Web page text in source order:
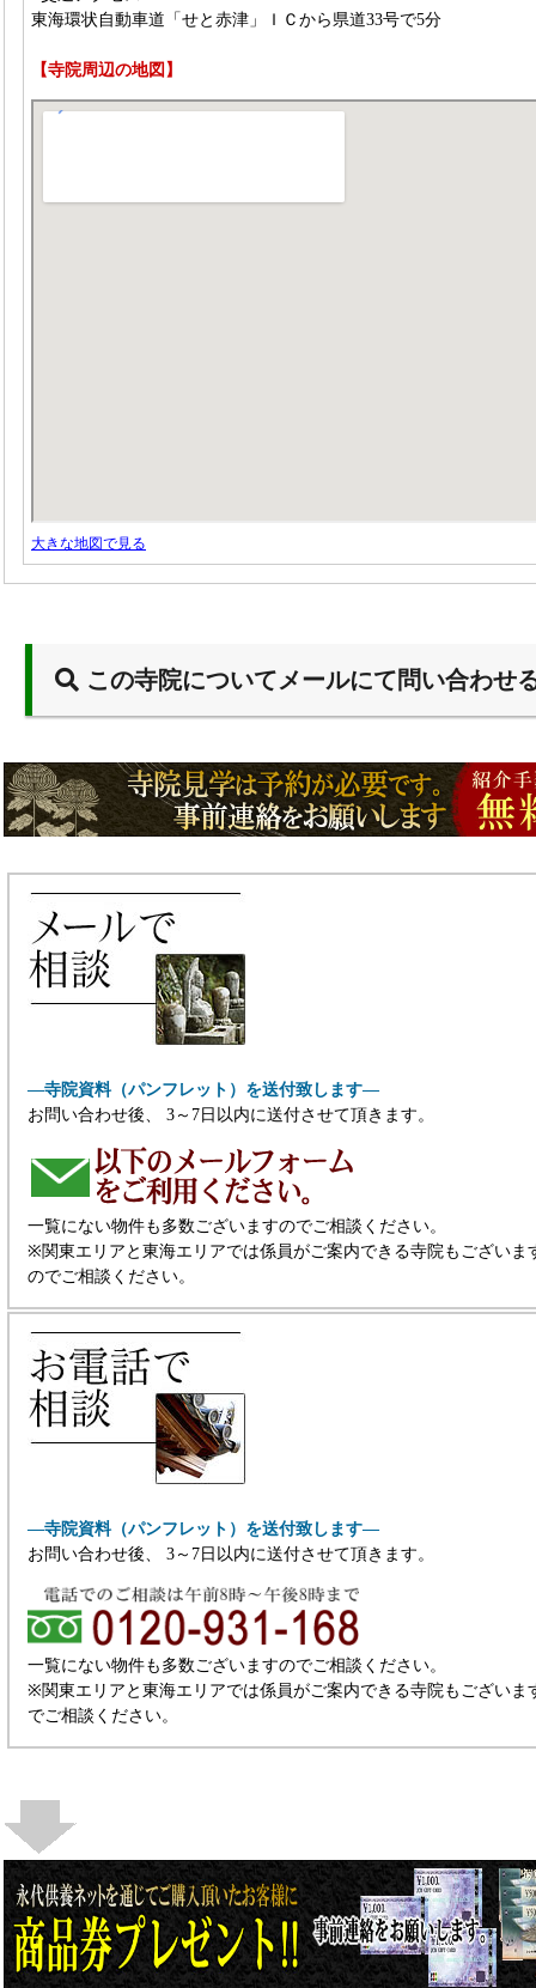
東海環状自動車道「せと赤津」ＩＣから県道33号で5分
【寺院周辺の地図】
大きな地図で見る
この寺院についてメールにて問い合わせ
―寺院資料（パンフレット）を送付致します―
お問い合わせ後、 3～7日以内に送付させて頂きます。
一覧にない物件も多数ございますのでご相談ください。
※関東エリアと東海エリアでは係員がご案内できる寺院もございま
のでご相談ください。
―寺院資料（パンフレット）を送付致します―
お問い合わせ後、 3～7日以内に送付させて頂きます。
一覧にない物件も多数ございますのでご相談ください。
※関東エリアと東海エリアでは係員がご案内できる寺院もございま
でご相談ください。